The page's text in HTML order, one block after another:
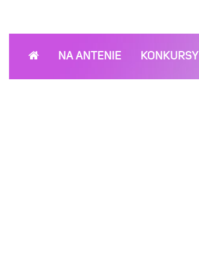
NA ANTENIE KONKURSY